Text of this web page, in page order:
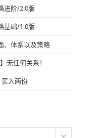
进阶/2.0版
基础/1.0版
、体系以及策略
无任何关系！
买入两份